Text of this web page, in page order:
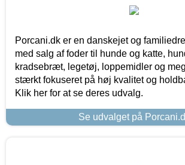
Porcani.dk er en danskejet og
med salg af foder til hunde og katte,
kradsebræt, legetøj, loppemidler og
stærkt fokuseret på høj kvalitet og
Klik her for at se deres udvalg.
Se udvalget på